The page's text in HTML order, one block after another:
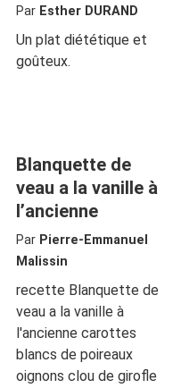
Par Esther DURAND
Un plat diététique et
goûteux.
Blanquette de
veau a la vanille à
l’ancienne
Par Pierre-Emmanuel
Malissin
recette Blanquette de
veau a la vanille à
l'ancienne carottes
blancs de poireaux
oignons clou de girofle